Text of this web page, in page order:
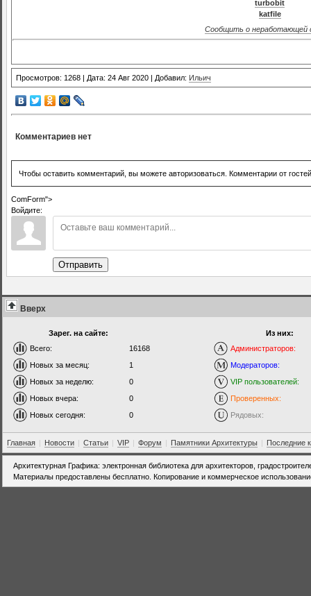
turbobit
katfile
Сообщить о неработающей
Просмотров: 1268 | Дата: 24 Авг 2020 | Добавил: Ильич
Комментариев нет
Чтобы оставить комментарий, вы можете авторизоваться. Комментарии от
ComForm">
Войдите:
Отправить
Вверх
Зарег. на сайте:
Всего:
16168
Новых за месяц:
1
Новых за неделю:
0
Новых вчера:
0
Новых сегодня:
0
Из них:
Администраторов:
Модераторов:
VIP пользователей:
Проверенных:
Рядовых:
Главная | Новости | Статьи | VIP | Форум | Памятники Архитектуры | Последние
Архитектурная Графика: электронная библиотека для архитекторов,
Материалы предоставлены бесплатно. Копирование и коммерческое